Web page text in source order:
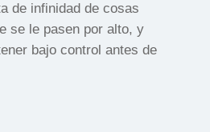
de infinidad de cosas
se le pasen por alto, y
bajo control antes de